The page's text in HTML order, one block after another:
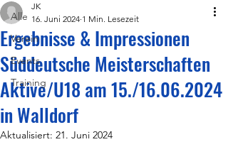
Alle
Verein
Events
Training
Ergebnisse & Impressionen
Süddeutsche Meisterschaften
Aktive/U18 am 15./16.06.2024
in Walldorf
JK
16. Juni 2024 1 Min. Lesezeit
Aktualisiert: 21. Juni 2024